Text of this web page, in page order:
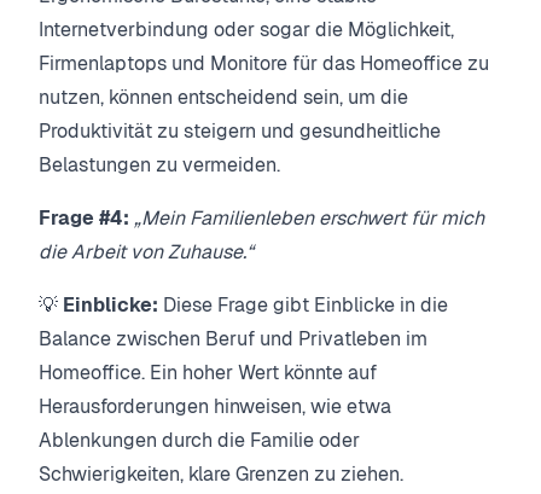
Internetverbindung oder sogar die Möglichkeit,
Firmenlaptops und Monitore für das Homeoffice zu
nutzen, können entscheidend sein, um die
Produktivität zu steigern und gesundheitliche
Belastungen zu vermeiden.
Frage #4: „Mein Familienleben erschwert für mich
die Arbeit von Zuhause.“
💡 Einblicke: Diese Frage gibt Einblicke in die
Balance zwischen Beruf und Privatleben im
Homeoffice. Ein hoher Wert könnte auf
Herausforderungen hinweisen, wie etwa
Ablenkungen durch die Familie oder
Schwierigkeiten, klare Grenzen zu ziehen.